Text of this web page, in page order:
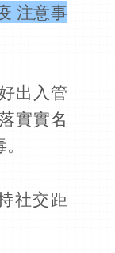
注意事
出入管
實實名
社交距